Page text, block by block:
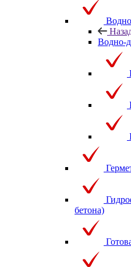
Водно-
бетона)